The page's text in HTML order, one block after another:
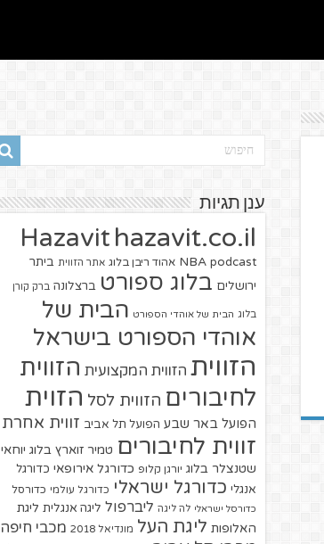
ענן תגיות
Hazavit hazavit.co.il
NBA podcast אהוד ריבן בלוג אתר הזווית ביתר
ירושלים בלוג ספורט ברצלונה ברק קורן
בלוג הבית של אוהדי הספורט הבית של
אוהדי הספורט בישראל
הזווית הזווית המקצועית הזווית
לחיבורים הזווית לסל הזוית
הפועל באר שבע הפועל תל אביב זווית אחרת
זווית לחיבורים טמיר זוארץ בלוג יוחאי
שטנצלר בלוג יורגן קלופ כדורגל אירופאי כדורגל
אנגלי כדורגל ישראלי כדורגל עולמי כדורסל
כדורסל ישראלי לה ליגה ליברפול ליגה אנגלית ליגת
האלופות ליגת העל מונדיאל 2018 מכבי חיפה